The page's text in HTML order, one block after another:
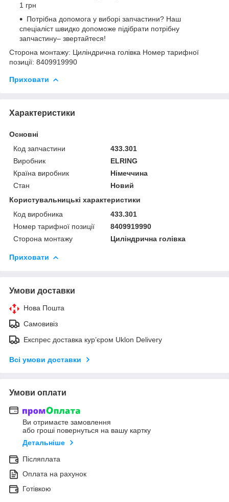
1 грн
Потрібна допомога у виборі запчастини? Наш
спеціаліст швидко допоможе підібрати потрібну
запчастину– звертайтеся!
Сторона монтажу: Циліндрична голівка Номер тарифної
позиції: 8409919990
Приховати
Характеристики
Основні
Код запчастини
433.301
Виробник
ELRING
Країна виробник
Німеччина
Стан
Новий
Користувальницькі характеристики
Код виробника
433.301
Номер тарифної позиції
8409919990
Сторона монтажу
Циліндрична голівка
Приховати
Умови доставки
Нова Пошта
Самовивіз
Експрес доставка кур’єром Uklon Delivery
Всі умови доставки
Умови оплати
Ви отримаєте замовлення
або гроші повернуться на вашу картку
Детальніше
Післяплата
Оплата на рахунок
Готівкою